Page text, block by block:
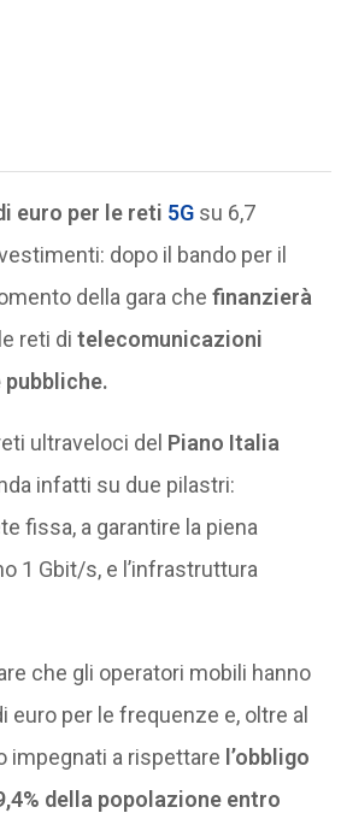
euro per le reti 5Gsu 6,7
dopo il bando per il
della gara che finanzierà
le reti di telecomunicazioni
ultraveloci del Piano Italia
infatti su due pilastri:
fissa, a garantire la piena
1 Gbit/s, e l’infrastruttura
che gli operatori mobili hanno
euro per le frequenze e, oltre al
impegnati a rispettare l’obbligo
della popolazione entro